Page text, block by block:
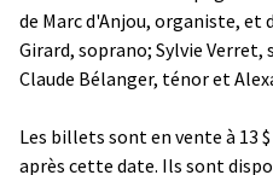
de Marc d'Anjou, organiste, et
Girard, soprano; Sylvie
Claude Bélanger, ténor et
Les billets sont en vente à 13
après cette date. Ils sont